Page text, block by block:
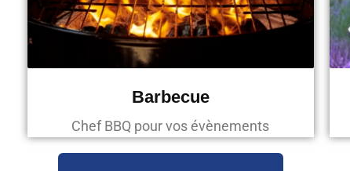
Barbecue
Chef BBQ pour vos évènements